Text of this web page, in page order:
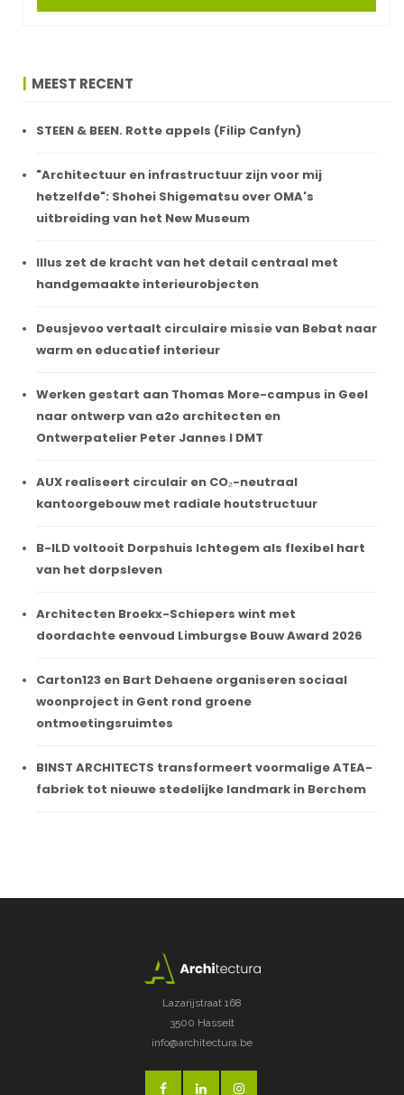
MEEST RECENT
STEEN & BEEN. Rotte appels (Filip Canfyn)
"Architectuur en infrastructuur zijn voor mij
hetzelfde": Shohei Shigematsu over OMA's
uitbreiding van het New Museum
Illus zet de kracht van het detail centraal met
handgemaakte interieurobjecten
Deusjevoo vertaalt circulaire missie van Bebat naar
warm en educatief interieur
Werken gestart aan Thomas More-campus in Geel
naar ontwerp van a2o architecten en
Ontwerpatelier Peter Jannes I DMT
AUX realiseert circulair en CO₂-neutraal
kantoorgebouw met radiale houtstructuur
B-ILD voltooit Dorpshuis Ichtegem als flexibel hart
van het dorpsleven
Architecten Broekx-Schiepers wint met
doordachte eenvoud Limburgse Bouw Award 2026
Carton123 en Bart Dehaene organiseren sociaal
woonproject in Gent rond groene
ontmoetingsruimtes
BINST ARCHITECTS transformeert voormalige ATEA-
fabriek tot nieuwe stedelijke landmark in Berchem
Lazarijstraat 168
3500 Hasselt
info@architectura.be